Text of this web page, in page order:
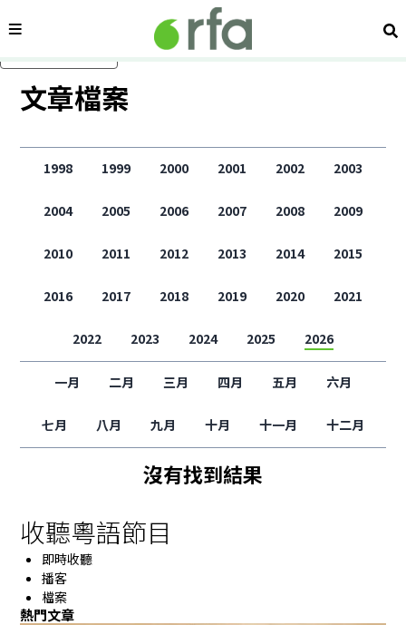
內容分類 搜
文章檔案
1998 1999 2000 2001 2002 2003
2004 2005 2006 2007 2008 2009
2010 2011 2012 2013 2014 2015
2016 2017 2018 2019 2020 2021
2022 2023 2024 2025 2026
一月 二月 三月 四月 五月 六月
七月 八月 九月 十月 十一月 十二月
沒有找到結果
收聽粵語節目
即時收聽
播客
檔案
熱門文章